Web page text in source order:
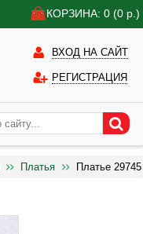
КОРЗИНА: 0 (0 р.)
ВХОД НА САЙТ
РЕГИСТРАЦИЯ
Платья Платье 29745